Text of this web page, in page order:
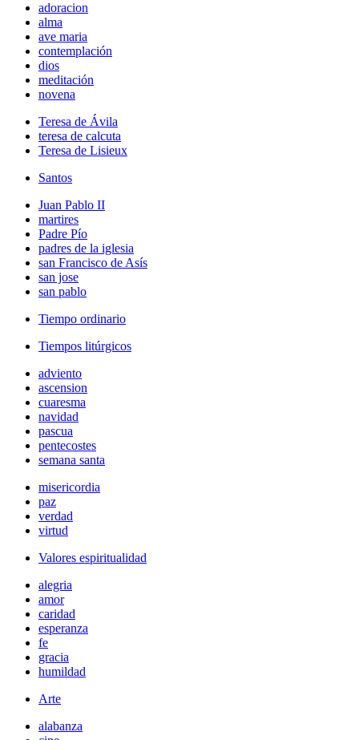
adoracion
alma
ave maria
contemplación
dios
meditación
novena
Teresa de Ávila
teresa de calcuta
Teresa de Lisieux
Santos
Juan Pablo II
martires
Padre Pío
padres de la iglesia
san Francisco de Asís
san jose
san pablo
Tiempo ordinario
Tiempos litúrgicos
adviento
ascension
cuaresma
navidad
pascua
pentecostes
semana santa
misericordia
paz
verdad
virtud
Valores espiritualidad
alegria
amor
caridad
esperanza
fe
gracia
humildad
Arte
alabanza